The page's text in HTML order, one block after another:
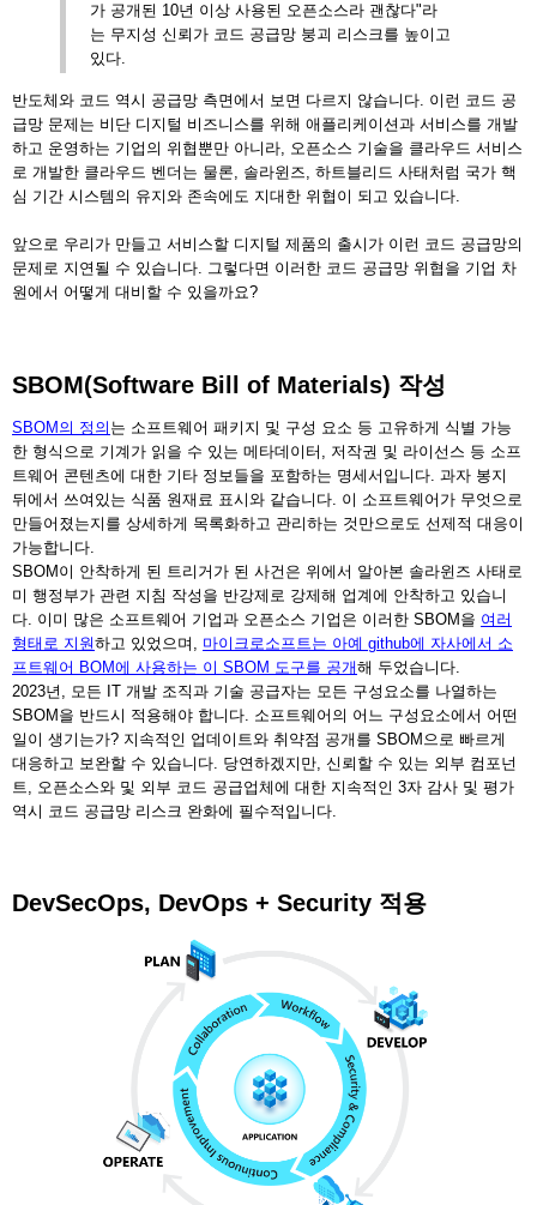
가 공개된 10년 이상 사용된 오픈소스라 괜찮다"라
는 무지성 신뢰가 코드 공급망 붕괴 리스크를 높이고
있다.
반도체와 코드 역시 공급망 측면에서 보면 다르지 않습니다. 이런 코드 공
급망 문제는 비단 디지털 비즈니스를 위해 애플리케이션과 서비스를 개발
하고 운영하는 기업의 위협뿐만 아니라, 오픈소스 기술을 클라우드 서비스
로 개발한 클라우드 벤더는 물론, 솔라윈즈, 하트블리드 사태처럼 국가 핵
심 기간 시스템의 유지와 존속에도 지대한 위협이 되고 있습니다.
앞으로 우리가 만들고 서비스할 디지털 제품의 출시가 이런 코드 공급망의
문제로 지연될 수 있습니다. 그렇다면 이러한 코드 공급망 위협을 기업 차
원에서 어떻게 대비할 수 있을까요?
SBOM(Software Bill of Materials) 작성
SBOM의 정의 는 소프트웨어 패키지 및 구성 요소 등 고유하게 식별 가능
한 형식으로 기계가 읽을 수 있는 메타데이터, 저작권 및 라이선스 등 소프
트웨어 콘텐츠에 대한 기타 정보들을 포함하는 명세서입니다. 과자 봉지
뒤에서 쓰여있는 식품 원재료 표시와 같습니다. 이 소프트웨어가 무엇으로
만들어졌는지를 상세하게 목록화하고 관리하는 것만으로도 선제적 대응이
가능합니다.
SBOM이 안착하게 된 트리거가 된 사건은 위에서 알아본 솔라윈즈 사태로
미 행정부가 관련 지침 작성을 반강제로 강제해 업계에 안착하고 있습니
다. 이미 많은 소프트웨어 기업과 오픈소스 기업은 이러한 SBOM을 여러
형태로 지원하고 있었으며, 마이크로소프트는 아예 github에 자사에서 소
프트웨어 BOM에 사용하는 이 SBOM 도구를 공개해 두었습니다.
2023년, 모든 IT 개발 조직과 기술 공급자는 모든 구성요소를 나열하는
SBOM을 반드시 적용해야 합니다. 소프트웨어의 어느 구성요소에서 어떤
일이 생기는가? 지속적인 업데이트와 취약점 공개를 SBOM으로 빠르게
대응하고 보완할 수 있습니다. 당연하겠지만, 신뢰할 수 있는 외부 컴포넌
트, 오픈소스와 및 외부 코드 공급업체에 대한 지속적인 3자 감사 및 평가
역시 코드 공급망 리스크 완화에 필수적입니다.
DevSecOps, DevOps + Security 적용